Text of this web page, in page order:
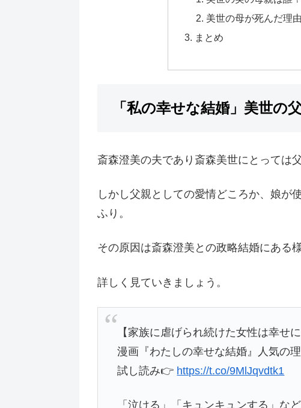
美世の母が死んだ理由
まとめ
「私の幸せな結婚」美世の
斎森澄美の夫であり斎森美世にとっては
しかし父親としての愛情どころか、娘が
ふり。
その原因は斎森澄美との政略結婚にある様
詳しく見ていきましょう。
【家族に虐げられ続けた女性は幸せ
漫画『わたしの幸せな結婚』人気の
試し読み👉 https://t.co/9MlJqvdtk1
「泣ける」「キュンキュンする」など